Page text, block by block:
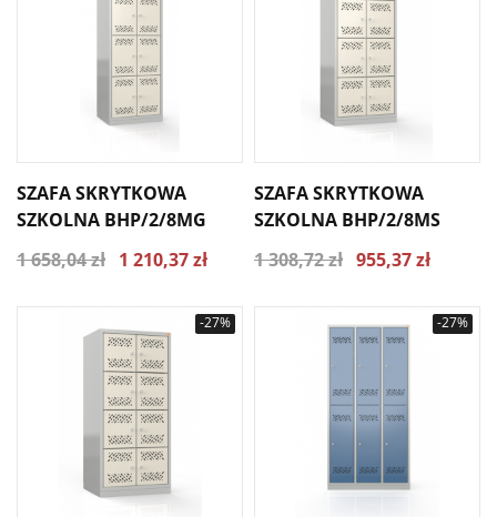
SZAFA SKRYTKOWA
SZKOLNA BHP/2/8MG
1 658,04 zł 1 210,37 zł
SZAFA SKRYTKOWA
SZKOLNA BHP/2/8MS
1 308,72 zł 955,37 zł
-27% -27%